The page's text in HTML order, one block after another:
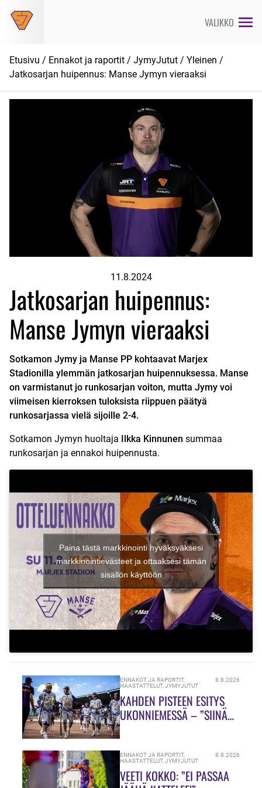
suoraan
VALIKKO
Etusivu / Ennakot ja raportit / JymyJutut / Yleinen /
Jatkosarjan huipennus: Manse Jymyn vieraaksi
11.8.2024
Jatkosarjan huipennus:
Manse Jymyn vieraaksi
Sotkamon Jymy ja Manse PP kohtaavat Marjex
Stadionilla ylemmän jatkosarjan huipennuksessa. Manse
on varmistanut jo runkosarjan voiton, mutta Jymy voi
viimeisen kierroksen tuloksista riippuen päätyä
runkosarjassa vielä sijoille 2-4.
Sotkamon Jymyn huoltaja Ilkka Kinnunen summaa
runkosarjan ja ennakoi huipennusta.
Paina tästä markkinointi hyväksyäksesi
markkinointievästeet ja ottaaksesi tämän
sisällön käyttöön
ENNAKOT JA RAPORTIT,
HAASTATTELUT,JYMYJUTUT
8.8.2026
KAHDEN PISTEEN ESITYS
UKONNIEMESSÄ – ”SIINÄ
ENNAKOT JA RAPORTIT,
HAASTATTELUT,JYMYJUTUT
8.8.2026
VEETI KOKKO: ”EI PASSAA